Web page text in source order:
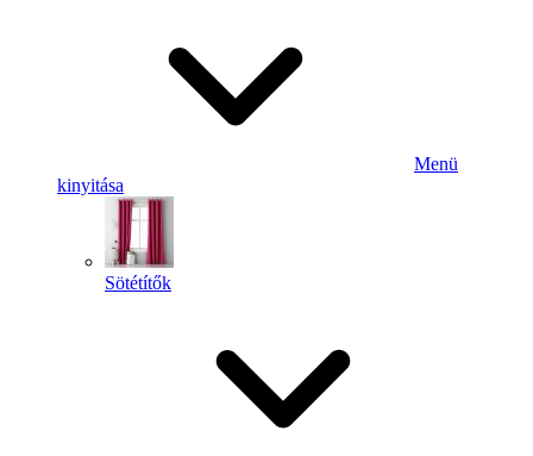
Menü
kinyitása
Sötétítők